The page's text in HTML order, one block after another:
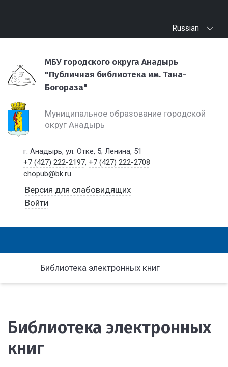
Russian
МБУ городского округа Анадырь
"Публичная библиотека им. Тана-
Богораза"
Муниципальное образование городской
округ Анадырь
г. Анадырь, ул. Отке, 5; Ленина, 51
+7 (427) 222-2197,+7 (427) 222-2708
chopub@bk.ru
Версия для слабовидящих
Войти
Библиотека электронных книг
Библиотека электронных
книг